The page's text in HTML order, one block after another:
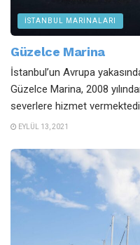
İSTANBUL MARINALARI
Güzelce Marina
İstanbul’un Avrupa
Güzelce Marina, 2008
severlere hizmet
EYLÜL 13, 2021